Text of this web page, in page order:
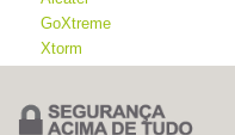
GoXtreme
Xtorm